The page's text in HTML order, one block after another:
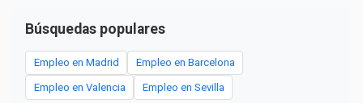
Búsquedas populares
Empleo en Madrid Empleo en Barcelona
Empleo en Valencia Empleo en Sevilla